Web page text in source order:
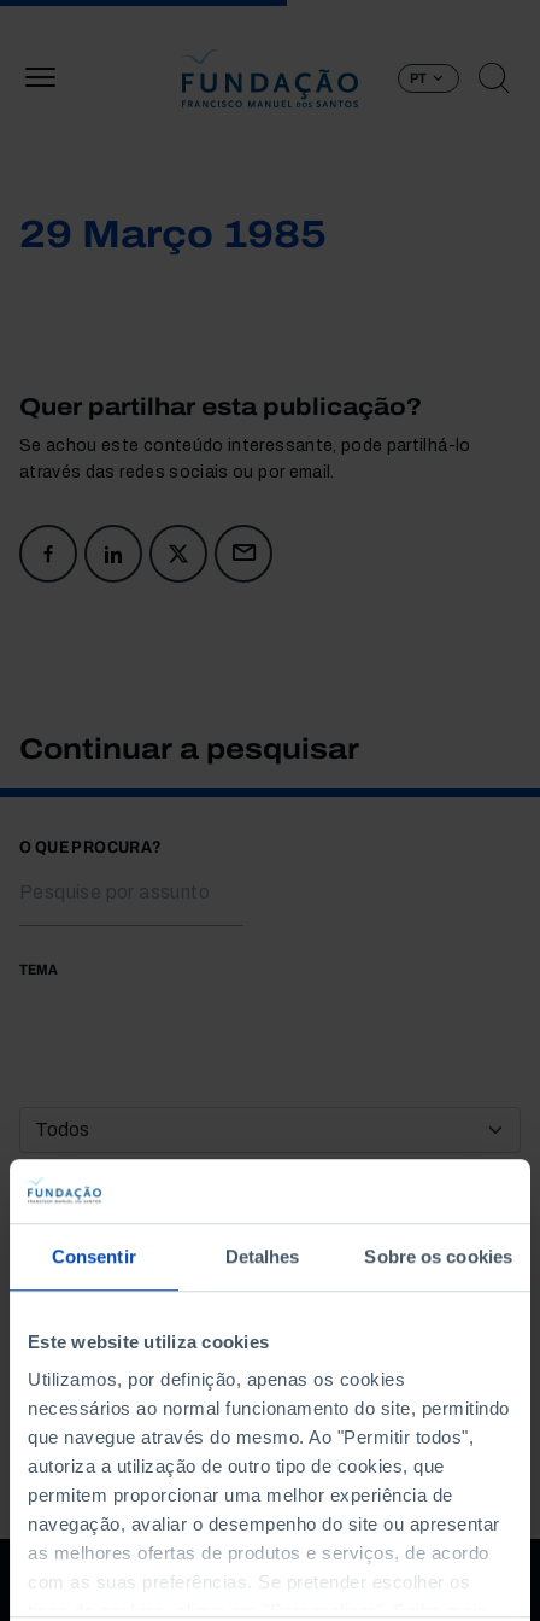
Consentir Detalhes Sobre os cookies
Este website utiliza cookies
Utilizamos, por definição, apenas os cookies
necessários ao normal funcionamento do site, permitindo
que navegue através do mesmo. Ao "Permitir todos",
autoriza a utilização de outro tipo de cookies, que
permitem proporcionar uma melhor experiência de
navegação, avaliar o desempenho do site ou apresentar
as melhores ofertas de produtos e serviços, de acordo
com as suas preferências. Se pretender escolher os
PT
29 Março 1985
Quer partilhar esta publicação?
Se achou este conteúdo interessante, pode partilhá-lo
através das redes sociais ou por email.
Continuar a pesquisar
O QUE PROCURA?
TEMA
DATA DE INÍCIO
DATA DE FIM